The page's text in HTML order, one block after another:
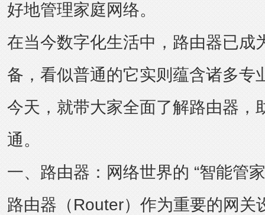
好地管理家庭网络。
在当今数字化生活中，路由器已成
备，看似普通的它实则蕴含诸多专
今天，就带大家全面了解路由器，
通。
一、路由器：网络世界的 “智能管
路由器（Router）作为重要的网关